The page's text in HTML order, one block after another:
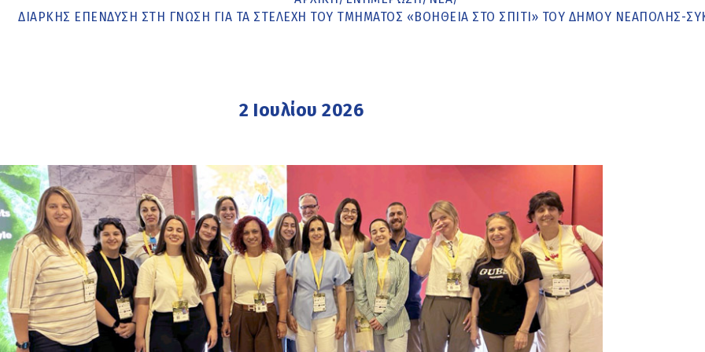
ΔΙΑΡΚΉΣ ΕΠΈΝΔΥΣΗ ΣΤΗ ΓΝΏΣΗ ΓΙΑ ΤΑ ΣΤΕΛΈΧΗ ΤΟΥ ΤΜΉΜΑΤΟΣ «ΒΟΉΘΕΙΑ ΣΤΟ ΣΠΊΤΙ» ΤΟΥ ΔΉΜΟΥ ΝΕΆΠΟΛΗΣ-
2 Ιουλίου 2026